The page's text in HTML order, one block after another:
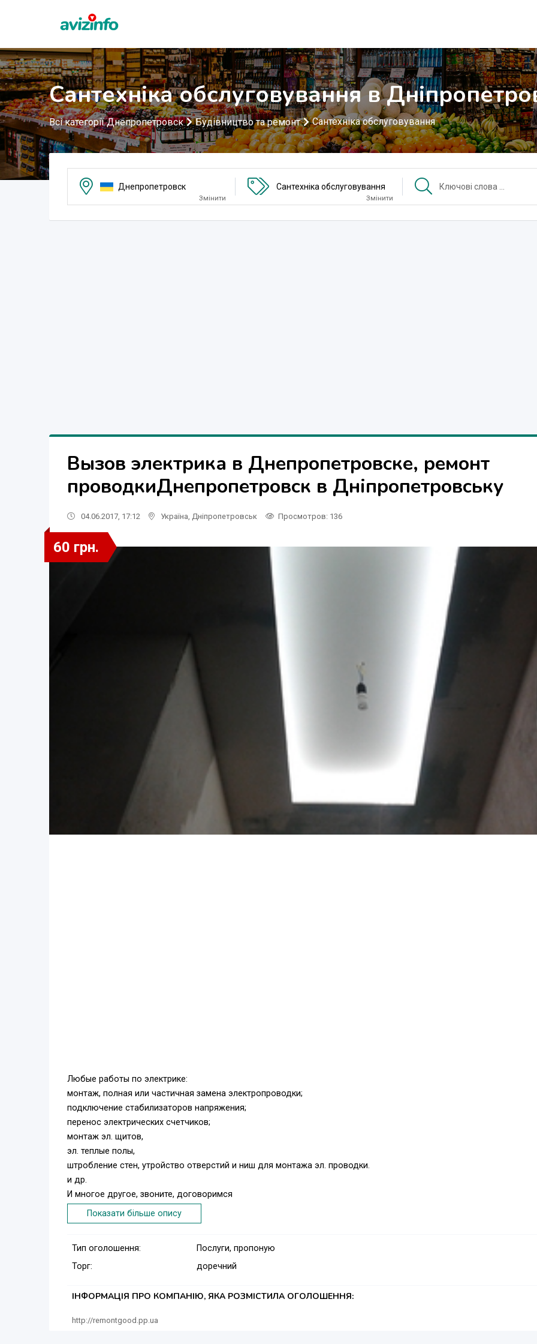
Сантехніка обслуговування в
Всі категорії Днепропетровск Будівництво та ремонт Сантехніка обслуговування
Днепропетровск
Змінити
Сантехніка обслуговування
Змінити
Вызов электрика в Днепропетровске, ремонт
проводкиДнепропетровск в Дніпропетровську
04.06.2017, 17:12 Україна Дніпропетровськ Просмотров: 136
60 грн.
Любые работы по электрике:
монтаж, полная или частичная замена электропроводки;
подключение стабилизаторов напряжения;
перенос электрических счетчиков;
монтаж эл. щитов,
эл. теплые полы,
штробление стен, утройство отверстий и ниш для монтажа эл. проводки.
и др.
И многое другое, звоните, договоримся
Показати більше опису
Тип оголошення:
Послуги, пропоную
Торг:
доречний
ІНФОРМАЦІЯ ПРО КОМПАНІЮ, ЯКА РОЗМІСТИЛА ОГОЛОШЕННЯ:
http://remontgood.pp.ua